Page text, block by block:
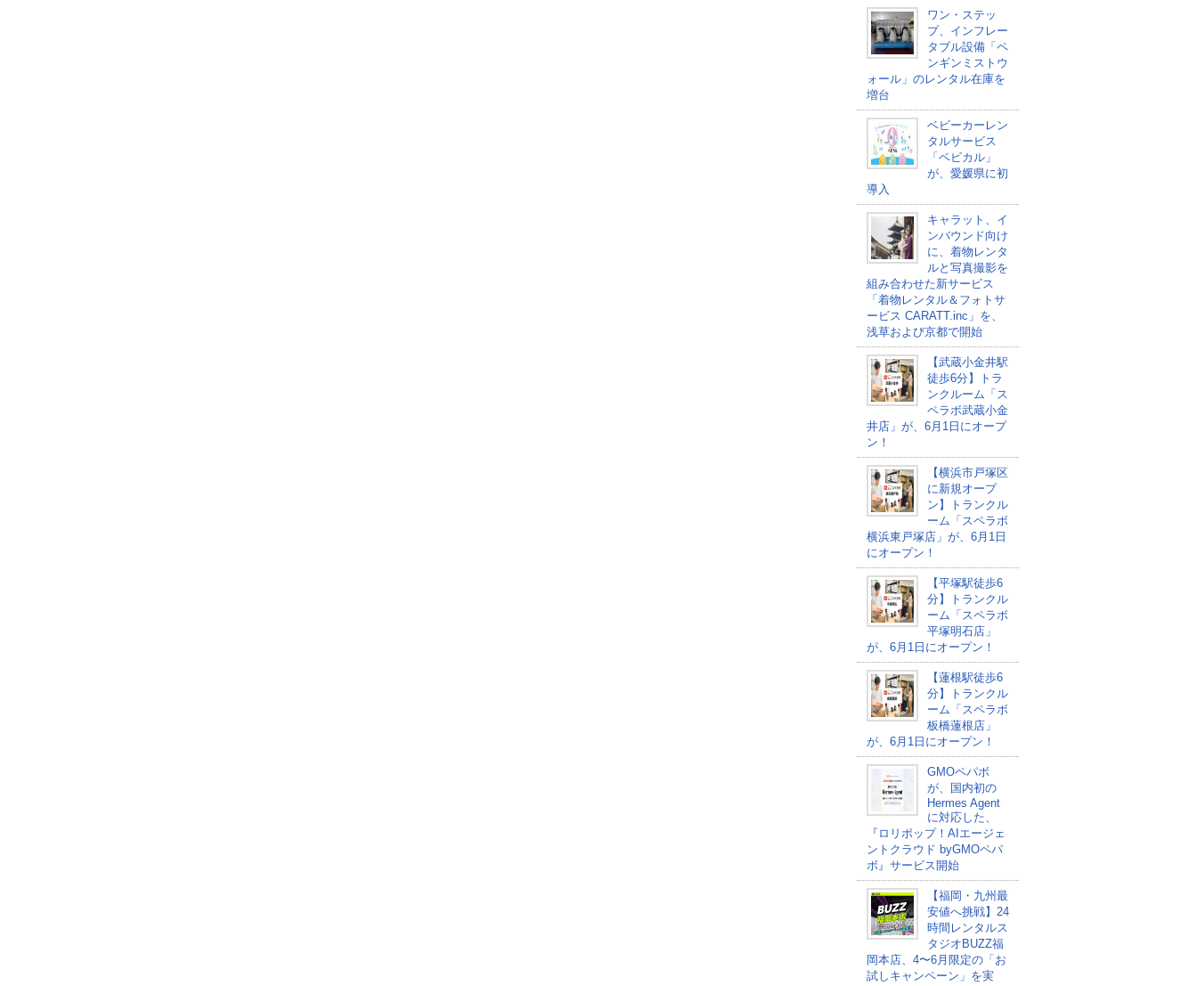
ワン・ステッ
プ、インフレー
タブル設備「ペ
ンギンミストウ
ォール」のレンタル在庫を
増台
ベビーカーレン
タルサービス
「ベビカル」
が、愛媛県に初
導入
キャラット、イ
ンバウンド向け
に、着物レンタ
ルと写真撮影を
組み合わせた新サービス
「着物レンタル＆フォトサ
ービス CARATT.inc」を、
浅草および京都で開始
【武蔵小金井駅
徒歩6分】トラ
ンクルーム「ス
ペラボ武蔵小金
井店」が、6月1日にオープ
ン！
【横浜市戸塚区
に新規オープ
ン】トランクル
ーム「スペラボ
横浜東戸塚店」が、6月1日
にオープン！
【平塚駅徒歩6
分】トランクル
ーム「スペラボ
平塚明石店」
が、6月1日にオープン！
【蓮根駅徒歩6
分】トランクル
ーム「スペラボ
板橋蓮根店」
が、6月1日にオープン！
GMOペパボ
が、国内初の
Hermes Agent
に対応した、
『ロリポップ！AIエージェ
ントクラウド byGMOペパ
ボ』サービス開始
【福岡・九州最
安値へ挑戦】24
時間レンタルス
タジオBUZZ福
岡本店、4〜6月限定の「お
試しキャンペーン」を実